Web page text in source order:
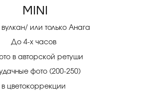
MINI
вулкан/ или только Анага
До 4-х часов
в авторской ретуши
фото (200-250)
в цветокоррекции